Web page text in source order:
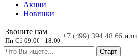
Акции
Новинки
Звоните нам
Пн-Сб 09:00 - 18:00
+7 (499) 394 48 66 или